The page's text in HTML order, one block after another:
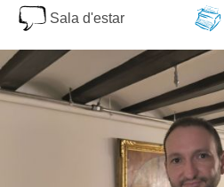
Sala d'estar